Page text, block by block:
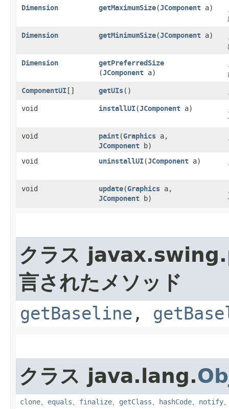
Dimension getMaximumSize​(JComponent a)
Dimension getMinimumSize​(JComponent a)
Dimension getPreferredSize
(JComponent a)
ComponentUI [] getUIs()
void installUI​(JComponent a)
void paint​(Graphics a,
JComponent b)
void uninstallUI​(JComponent a)
void update​(Graphics a,
JComponent b)
クラス
言されたメソッド
getBaseline,
クラス java.lang.
clone、 equals、 finalize、 getClass、 hashCode、 notify